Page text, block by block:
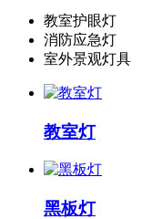
教室护眼灯
消防应急灯
室外景观灯具
教室灯
黑板灯